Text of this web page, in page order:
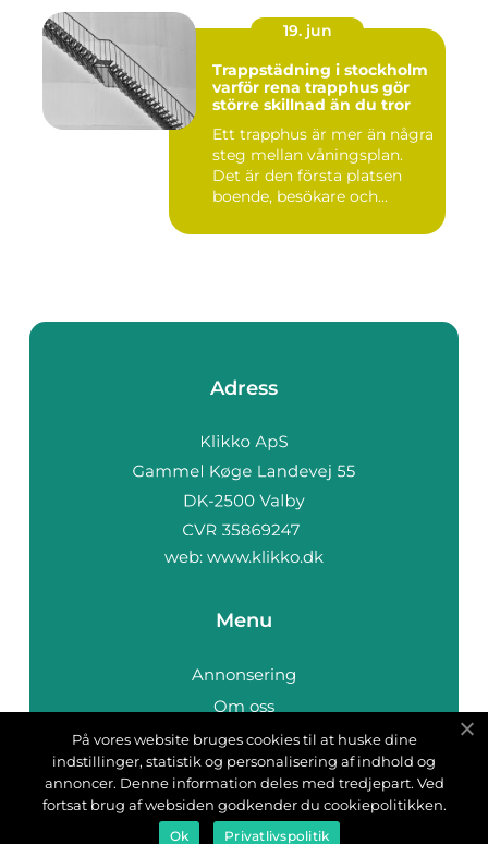
19. jun
Trappstädning i stockholm
varför rena trapphus gör
större skillnad än du tror
Ett trapphus är mer än några
steg mellan våningsplan.
Det är den första platsen
boende, besökare och...
Adress
web: www.klikko.dk
Menu
Annonsering
Om oss
Cookies
Kontakta oss
Sitemap
På vores website bruges cookies til at huske dine
indstillinger, statistik og personalisering af indhold og
annoncer. Denne information deles med tredjepart. Ved
fortsat brug af websiden godkender du cookiepolitikken.
Ok Privatlivspolitik